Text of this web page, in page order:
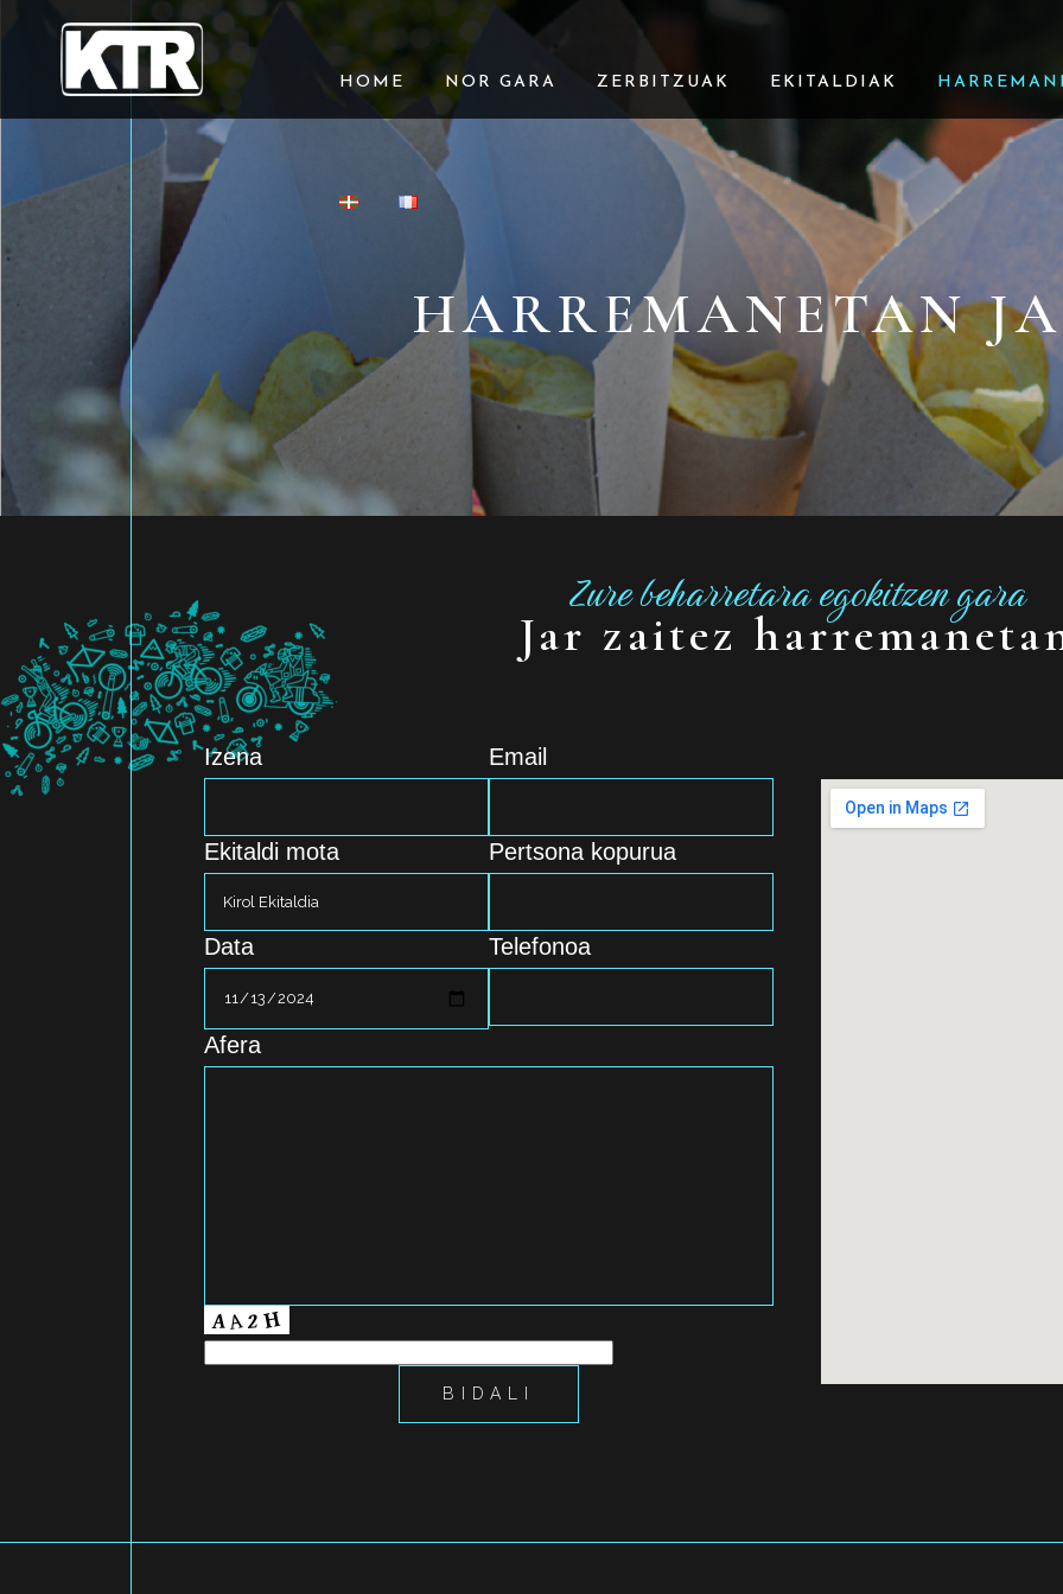
HOME NOR GARA ZERBITZUAK EKITALDIAK
HARREMANETAN
Zure beharretara egokitzen gara
Jar zaitez
Izena Email
Ekitaldi mota Pertsona kopurua
Data Telefonoa
Afera